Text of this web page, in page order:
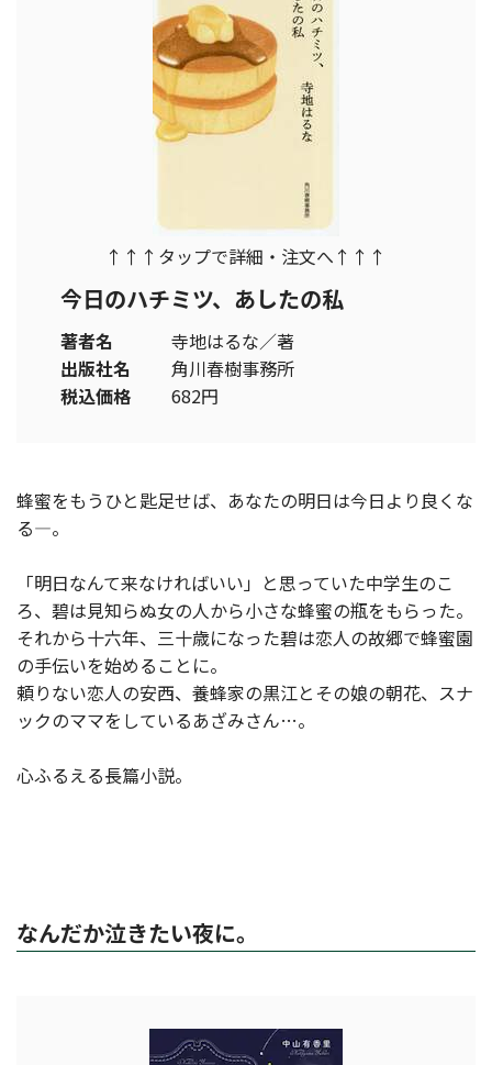
↑↑↑タップで詳細・注文へ↑↑↑
今日のハチミツ、あしたの私
著者名
寺地はるな／著
出版社名
角川春樹事務所
税込価格
682円
蜂蜜をもうひと匙足せば、あなたの明日は今日より良くな
る―。
「明日なんて来なければいい」と思っていた中学生のこ
ろ、碧は見知らぬ女の人から小さな蜂蜜の瓶をもらった。
それから十六年、三十歳になった碧は恋人の故郷で蜂蜜園
の手伝いを始めることに。
頼りない恋人の安西、養蜂家の黒江とその娘の朝花、スナ
ックのママをしているあざみさん…。
心ふるえる長篇小説。
なんだか泣きたい夜に。